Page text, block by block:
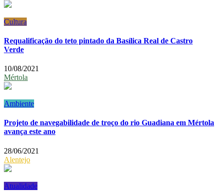
Cultura
Requalificação do teto pintado da Basílica Real de Castro
Verde
10/08/2021
Mértola
Ambiente
Projeto de navegabilidade de troço do rio Guadiana em Mértola
avança este ano
28/06/2021
Alentejo
Atualidade